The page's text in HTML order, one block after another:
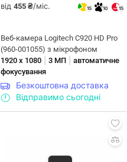
від 455 ₴/міс. 15 10 15
Веб-камера Logitech C920 HD Pro
(960-001055) з мікрофоном
1920 х 1080
3 МП
автоматичне
фокусування
Безкоштовна доставка
Відправимо сьогодні